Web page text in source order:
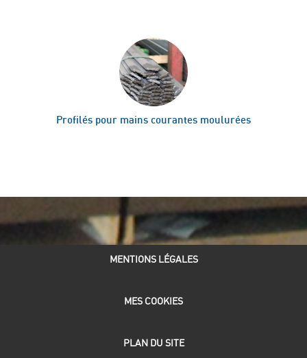
Profilés pour mains courantes moulurées
ACCUEIL
MENTIONS LÉGALES
MES COOKIES
PLAN DU SITE